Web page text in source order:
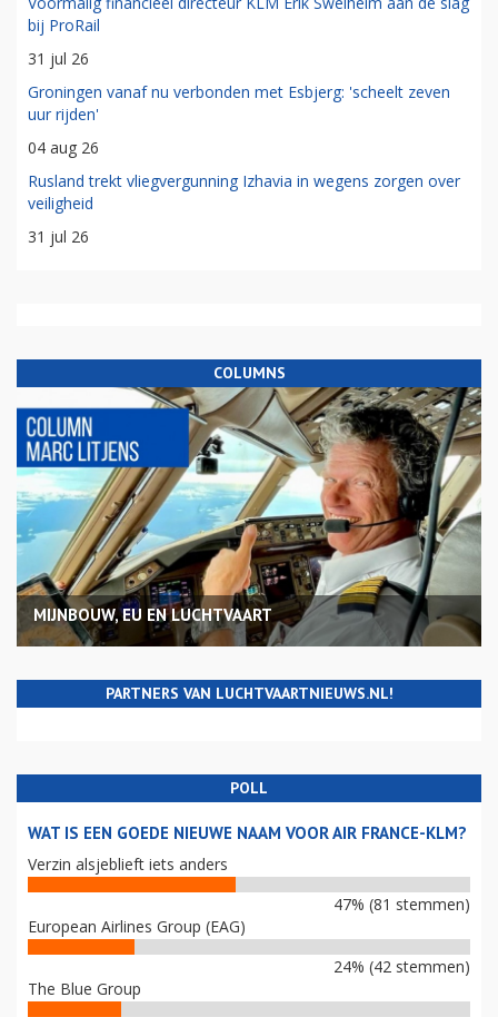
bij ProRail
31 jul 26
Groningen vanaf nu verbonden met Esbjerg: 'scheelt zeven
uur rijden'
04 aug 26
Rusland trekt vliegvergunning Izhavia in wegens zorgen over
veiligheid
31 jul 26
COLUMNS
MIJNBOUW, EU EN LUCHTVAART
PARTNERS VAN LUCHTVAARTNIEUWS.NL!
POLL
WAT IS EEN GOEDE NIEUWE NAAM VOOR AIR FRANCE-KLM?
Verzin alsjeblieft iets anders
47% (81 stemmen)
European Airlines Group (EAG)
24% (42 stemmen)
The Blue Group